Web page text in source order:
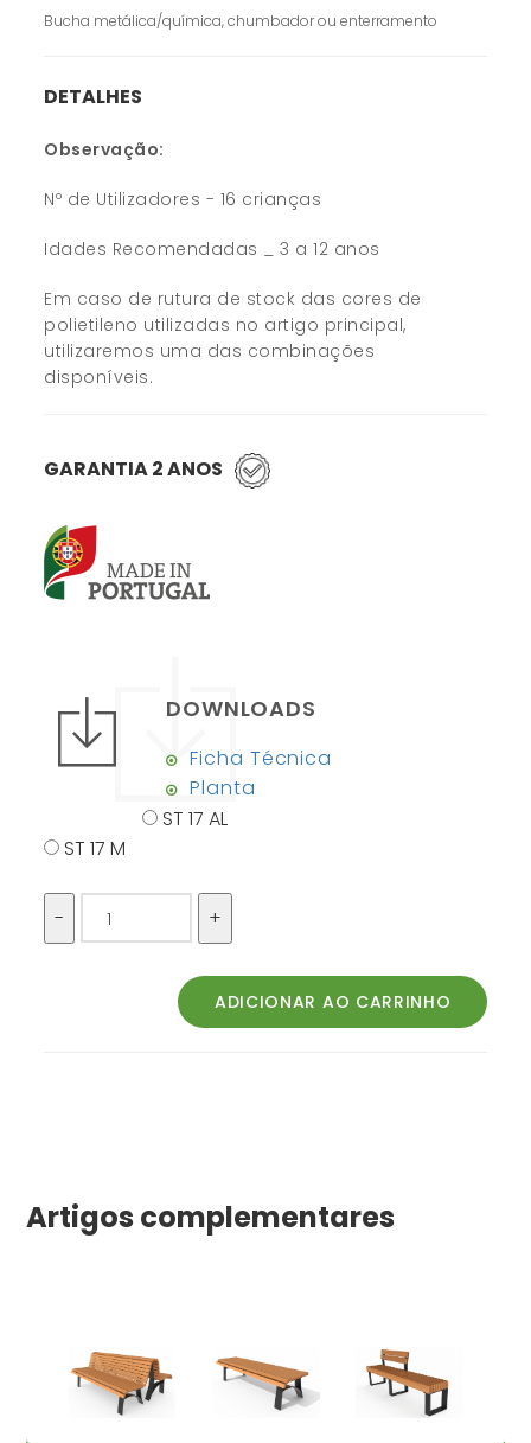
Bucha metálica/química, chumbador ou enterramento
DETALHES
Observação:
Nº de Utilizadores - 16 crianças
Idades Recomendadas _ 3 a 12 anos
Em caso de rutura de stock das cores de
polietileno utilizadas no artigo principal,
utilizaremos uma das combinações
disponíveis.
GARANTIA 2 ANOS
DOWNLOADS
Ficha Técnica
Planta
ST 17 AL
ST 17 M
Artigos complementares